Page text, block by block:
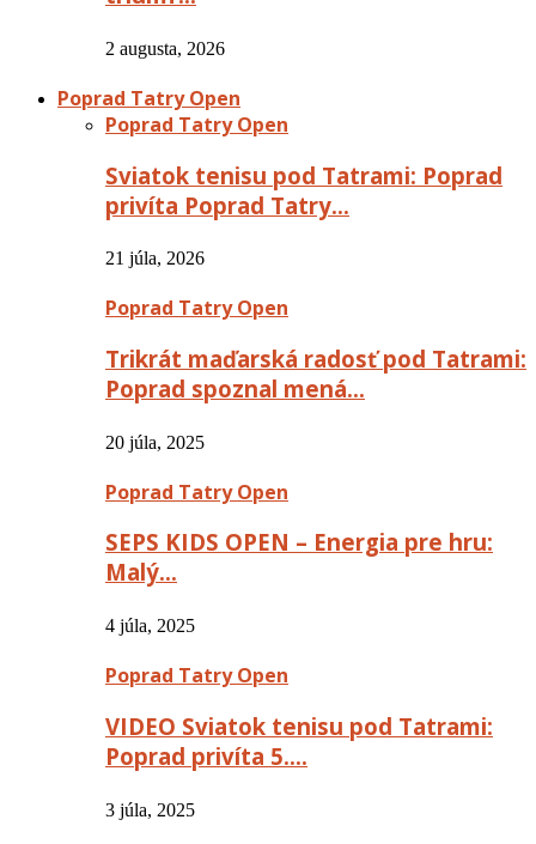
2 augusta, 2026
Poprad Tatry Open
Poprad Tatry Open
Sviatok tenisu pod Tatrami: Poprad
privíta Poprad Tatry…
21 júla, 2026
Poprad Tatry Open
Trikrát maďarská radosť pod Tatrami:
Poprad spoznal mená…
20 júla, 2025
Poprad Tatry Open
SEPS KIDS OPEN – Energia pre hru:
Malý…
4 júla, 2025
Poprad Tatry Open
VIDEO Sviatok tenisu pod Tatrami:
Poprad privíta 5….
3 júla, 2025